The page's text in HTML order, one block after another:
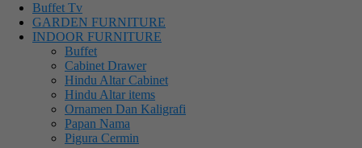
Buffet Tv
GARDEN FURNITURE
INDOOR FURNITURE
Buffet
Cabinet Drawer
Hindu Altar Cabinet
Hindu Altar items
Ornamen Dan Kaligrafi
Papan Nama
Pigura Cermin